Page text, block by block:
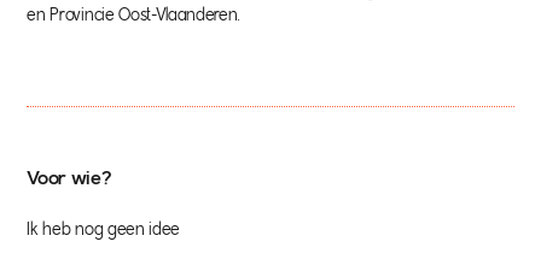
en Provincie Oost-Vlaanderen.
Voor wie?
Ik heb nog geen idee